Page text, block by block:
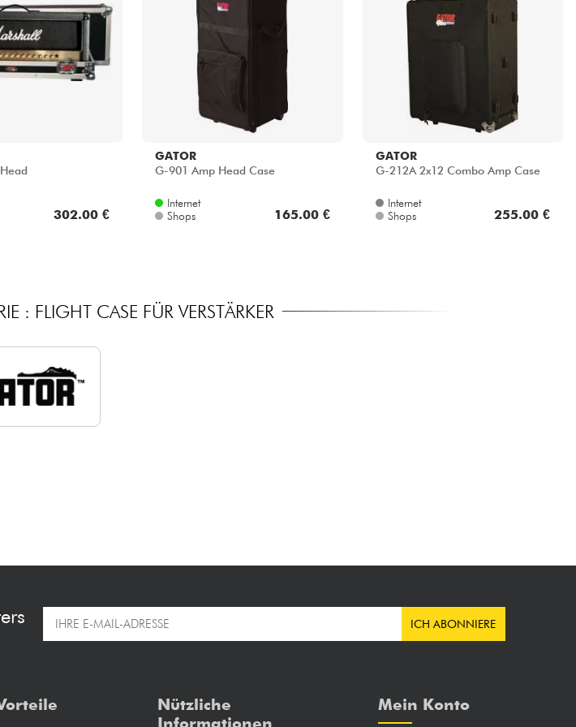
sich unsere Marken an
302.00 €
GATOR
G-901 Amp Head Case
Internet
Shops
165.00 €
GATOR
G-212A 2x12 Combo Amp Case
Internet
Shops
255.00 €
: FLIGHT CASE FÜR VERSTÄRKER
ICH ABONNIERE
Nützliche
Mein Konto